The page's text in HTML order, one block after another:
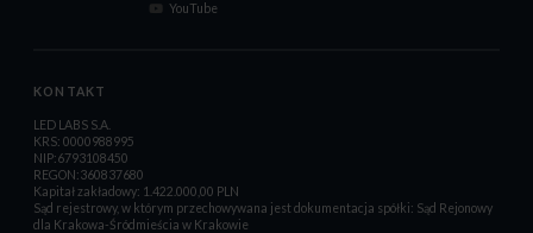
YouTube
KONTAKT
LED LABS S.A.
KRS: 0000988995
NIP:6793108450
REGON:360837680
Kapitał zakładowy: 1.422.000,00 PLN
Sąd rejestrowy, w którym przechowywana jest dokumentacja spółki: Sąd Rejonowy
dla Krakowa-Śródmieścia w Krakowie